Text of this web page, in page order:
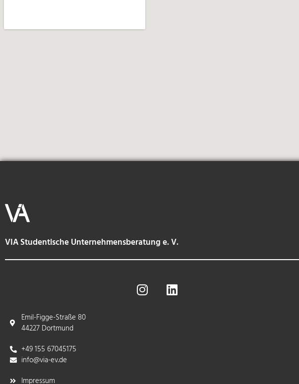
VIA Studentische Unternehmensberatung e. V.
Emil-Figge-Straße 80
44227 Dortmund
+49 155 67045175
info@via-ev.de​
Impressum